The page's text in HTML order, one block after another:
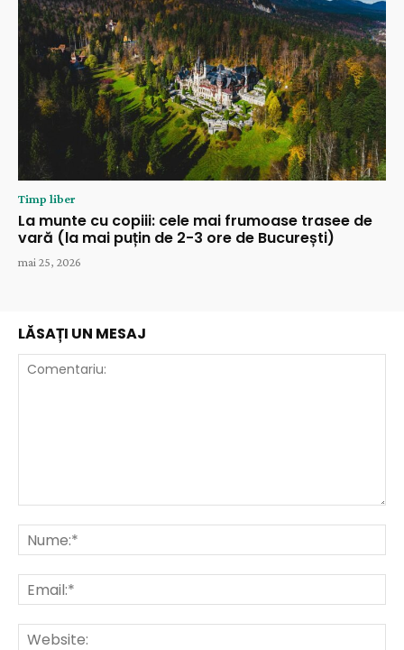
Timp liber
La munte cu copiii: cele mai frumoase trasee de
vară (la mai puțin de 2-3 ore de București)
mai 25, 2026
LĂSAȚI UN MESAJ